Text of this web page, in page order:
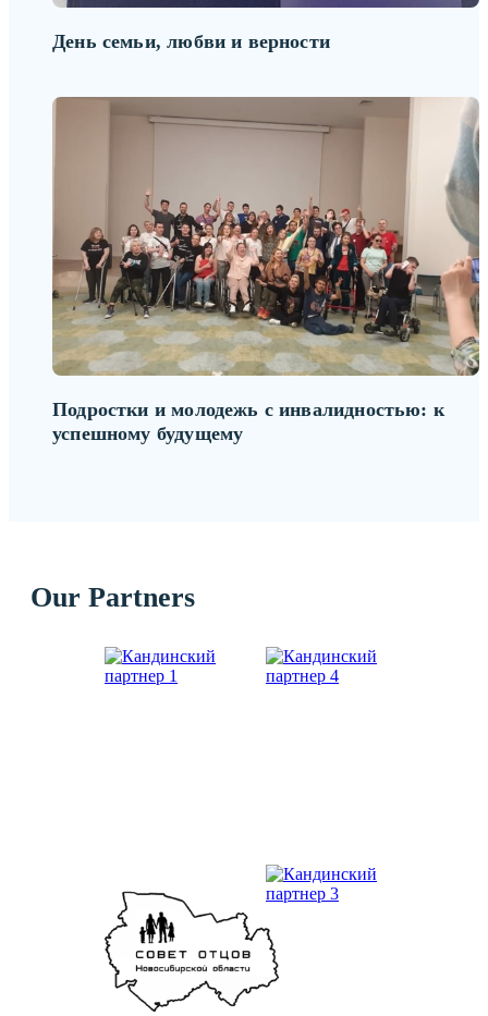
День семьи, любви и верности
Подростки и молодежь с инвалидностью: к
успешному будущему
Our Partners